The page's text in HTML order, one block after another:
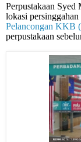
Perpustakaan
lokasi persinggahan
Pelancongan KKB
perpustakaan